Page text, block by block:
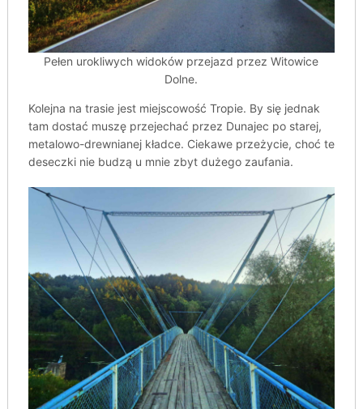
Pełen urokliwych widoków przejazd przez Witowice
Dolne.
Kolejna na trasie jest miejscowość Tropie. By się jednak
tam dostać muszę przejechać przez Dunajec po starej,
metalowo-drewnianej kładce. Ciekawe przeżycie, choć te
deseczki nie budzą u mnie zbyt dużego zaufania.